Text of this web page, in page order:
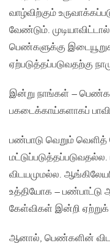
வாழ்விற்கும்
வேண்டும்.
பெண்களுக்கு
ஏற்படுத்தப்படுவதற்கு
இன்று நாங்கள் –
பகடைக்காய்களாகப்
பண்பாடு வெறும்
விடயமுமல்ல.
உத்தியோக –
கேள்விகள் இன்றி ஏற்றுக்
ஆனால், பெண்களின்